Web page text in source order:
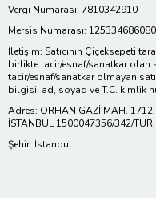
Vergi Numarası: 7810342910
Mersis Numarası:
İletişim: Satıcının Çiçeksepeti
birlikte tacir/esnaf/sanatkar olan
tacir/esnaf/sanatkar olmayan
bilgisi, ad, soyad ve T.C. kimlik
Adres: ORHAN GAZİ MAH. 1712.
İSTANBUL 1500047356/342/TUR
Şehir: İstanbul